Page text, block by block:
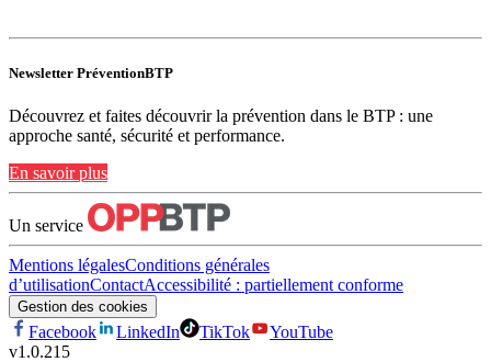
Newsletter PréventionBTP
Découvrez et faites découvrir la prévention dans le BTP : une
approche santé, sécurité et performance.
En savoir plus
Un service
Mentions légalesConditions générales
d’utilisationContactAccessibilité : partiellement conforme
Gestion des cookies
Facebook LinkedIn TikTok
YouTube
v1.0.215